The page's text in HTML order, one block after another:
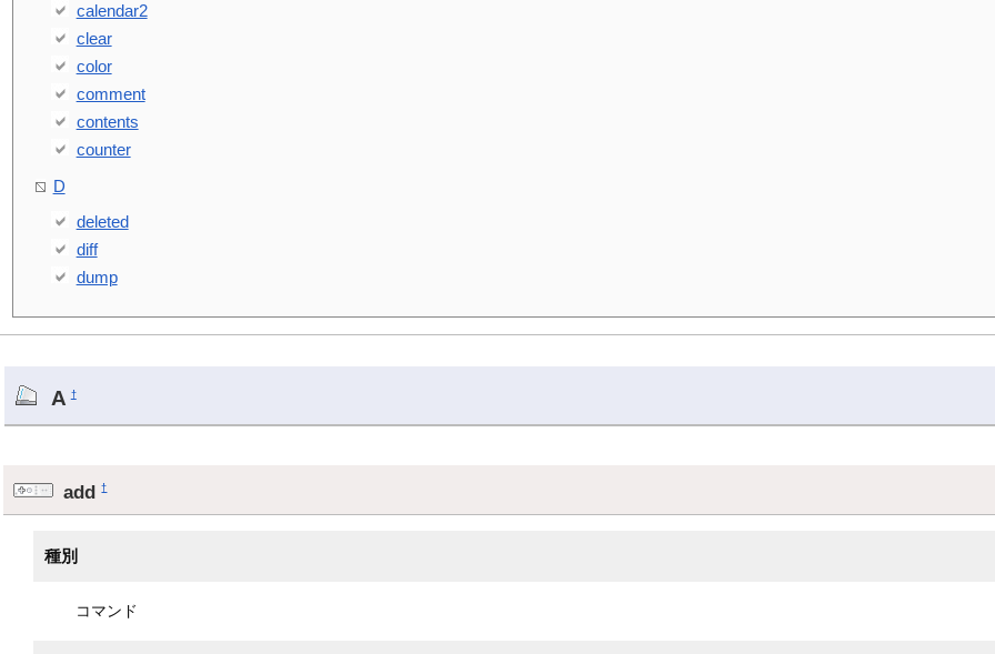
calendar2
clear
color
comment
contents
counter
D
deleted
diff
dump
A†
add†
種別
コマンド